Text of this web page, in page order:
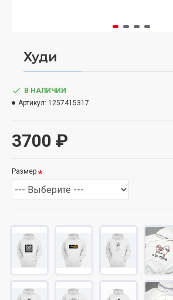
Худи
3700 ₽
В НАЛИЧИИ
Артикул: 1257415317
Размер